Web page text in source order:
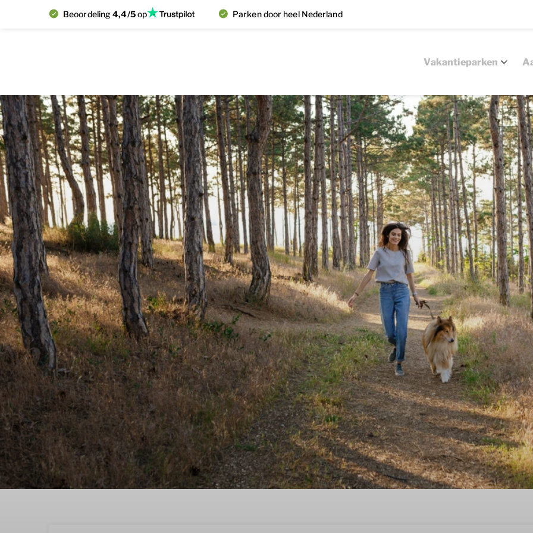
Beoordeling4,4/5op Parken door heel Nederland
Vakantieparken